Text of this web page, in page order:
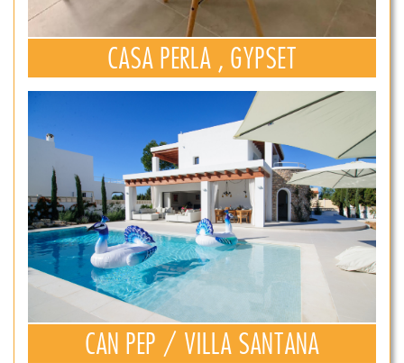
CASA PERLA , GYPSET
CAN PEP / VILLA SANTANA